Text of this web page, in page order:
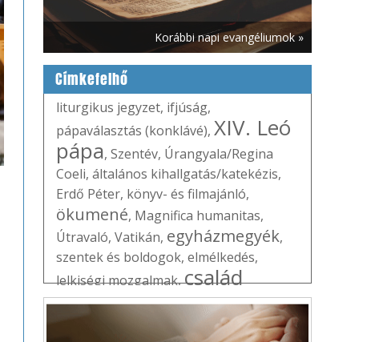
Korábbi napi evangéliumok »
Címkefelhő
liturgikus jegyzet, ifjúság,
pápaválasztás (konklávé), XIV. Leó
pápa, Szentév, Úrangyala/Regina
Coeli, általános kihallgatás/katekézis,
Erdő Péter, könyv- és filmajánló,
ökumené, Magnifica humanitas,
Útravaló, Vatikán, egyházmegyék,
szentek és boldogok, elmélkedés,
lelkiségi mozgalmak,család